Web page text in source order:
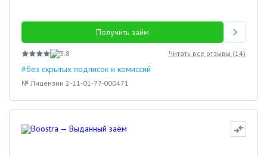
Получить займ
3.8 Читать все отзывы (14)
#без скрытых подписок и комиссий
№ Лицензии 2-11-01-77-000471